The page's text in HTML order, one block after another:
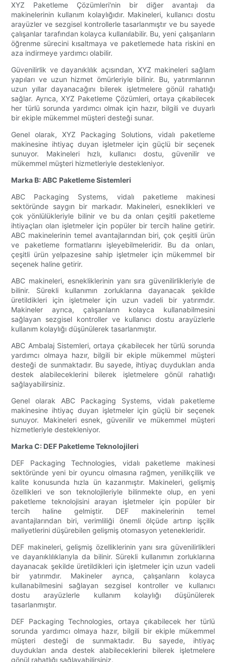
XYZ Paketleme Çözümleri'nin bir diğer avantajı da
makinelerinin kullanım kolaylığıdır. Makineleri, kullanıcı dostu
arayüzler ve sezgisel kontrollerle tasarlanmıştır ve bu sayede
çalışanlar tarafından kolayca kullanılabilir. Bu, yeni çalışanların
öğrenme sürecini kısaltmaya ve paketlemede hata riskini en
aza indirmeye yardımcı olabilir.
Güvenilirlik ve dayanıklılık açısından, XYZ makineleri sağlam
yapıları ve uzun hizmet ömürleriyle bilinir. Bu, yatırımlarının
uzun yıllar dayanacağını bilerek işletmelere gönül rahatlığı
sağlar. Ayrıca, XYZ Paketleme Çözümleri, ortaya çıkabilecek
her türlü sorunda yardımcı olmak için hazır, bilgili ve duyarlı
bir ekiple mükemmel müşteri desteği sunar.
Genel olarak, XYZ Packaging Solutions, vidalı paketleme
makinesine ihtiyaç duyan işletmeler için güçlü bir seçenek
sunuyor. Makineleri hızlı, kullanıcı dostu, güvenilir ve
mükemmel müşteri hizmetleriyle destekleniyor.
Marka B: ABC Paketleme Sistemleri
ABC Packaging Systems, vidalı paketleme makinesi
sektöründe saygın bir markadır. Makineleri, esneklikleri ve
çok yönlülükleriyle bilinir ve bu da onları çeşitli paketleme
ihtiyaçları olan işletmeler için popüler bir tercih haline getirir.
ABC makinelerinin temel avantajlarından biri, çok çeşitli ürün
ve paketleme formatlarını işleyebilmeleridir. Bu da onları,
çeşitli ürün yelpazesine sahip işletmeler için mükemmel bir
seçenek haline getirir.
ABC makineleri, esnekliklerinin yanı sıra güvenilirlikleriyle de
bilinir. Sürekli kullanımın zorluklarına dayanacak şekilde
üretildikleri için işletmeler için uzun vadeli bir yatırımdır.
Makineler ayrıca, çalışanların kolayca kullanabilmesini
sağlayan sezgisel kontroller ve kullanıcı dostu arayüzlerle
kullanım kolaylığı düşünülerek tasarlanmıştır.
ABC Ambalaj Sistemleri, ortaya çıkabilecek her türlü sorunda
yardımcı olmaya hazır, bilgili bir ekiple mükemmel müşteri
desteği de sunmaktadır. Bu sayede, ihtiyaç duydukları anda
destek alabileceklerini bilerek işletmelere gönül rahatlığı
sağlayabilirsiniz.
Genel olarak ABC Packaging Systems, vidalı paketleme
makinesine ihtiyaç duyan işletmeler için güçlü bir seçenek
sunuyor. Makineleri esnek, güvenilir ve mükemmel müşteri
hizmetleriyle destekleniyor.
Marka C: DEF Paketleme Teknolojileri
DEF Packaging Technologies, vidalı paketleme makinesi
sektöründe yeni bir oyuncu olmasına rağmen, yenilikçilik ve
kalite konusunda hızla ün kazanmıştır. Makineleri, gelişmiş
özellikleri ve son teknolojileriyle bilinmekte olup, en yeni
paketleme teknolojisini arayan işletmeler için popüler bir
tercih haline gelmiştir. DEF makinelerinin temel
avantajlarından biri, verimliliği önemli ölçüde artırıp işçilik
maliyetlerini düşürebilen gelişmiş otomasyon yetenekleridir.
DEF makineleri, gelişmiş özelliklerinin yanı sıra güvenilirlikleri
ve dayanıklılıklarıyla da bilinir. Sürekli kullanımın zorluklarına
dayanacak şekilde üretildikleri için işletmeler için uzun vadeli
bir yatırımdır. Makineler ayrıca, çalışanların kolayca
kullanabilmesini sağlayan sezgisel kontroller ve kullanıcı
dostu arayüzlerle kullanım kolaylığı düşünülerek
tasarlanmıştır.
DEF Packaging Technologies, ortaya çıkabilecek her türlü
sorunda yardımcı olmaya hazır, bilgili bir ekiple mükemmel
müşteri desteği de sunmaktadır. Bu sayede, ihtiyaç
duydukları anda destek alabileceklerini bilerek işletmelere
gönül rahatlığı sağlayabilirsiniz.